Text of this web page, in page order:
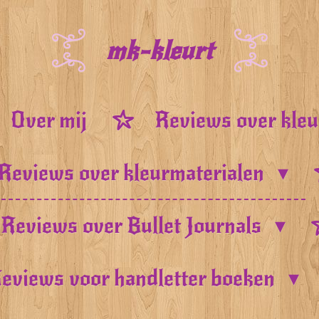
mk-kleurt
Over mij Reviews over
over kleurmaterialen
Reviews over Bullet Journals
voor handletter boeken